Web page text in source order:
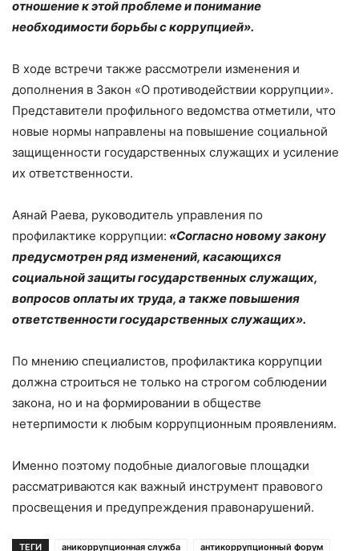
отношение к этой проблеме и понимание
необходимости борьбы с коррупцией».
В ходе встречи также рассмотрели изменения и
дополнения в Закон «О противодействии коррупции».
Представители профильного ведомства отметили, что
новые нормы направлены на повышение социальной
защищенности государственных служащих и усиление
их ответственности.
Аянай Раева, руководитель управления по
профилактике коррупции: «Согласно новому закону
предусмотрен ряд изменений, касающихся
социальной защиты государственных служащих,
вопросов оплаты их труда, а также повышения
ответственности государственных служащих».
По мнению специалистов, профилактика коррупции
должна строиться не только на строгом соблюдении
закона, но и на формировании в обществе
нетерпимости к любым коррупционным проявлениям.
Именно поэтому подобные диалоговые площадки
рассматриваются как важный инструмент правового
просвещения и предупреждения правонарушений.
ТЕГИ аникоррупционная служба антикоррупционный форум